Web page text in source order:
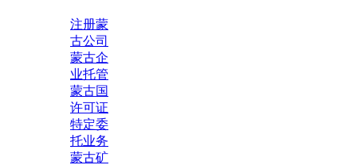
注册蒙
古公司
蒙古企
业托管
蒙古国
许可证
特定委
托业务
蒙古矿